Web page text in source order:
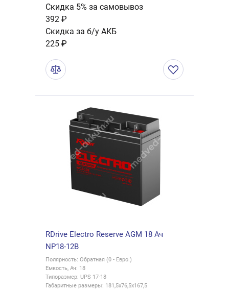
Скидка 5% за самовывоз
392 ₽
Скидка за б/у АКБ
225 ₽
RDrive Electro Reserve AGM 18 Ач
NP18-12В
Полярность: Обратная (0 - Евро.)
Емкость, Ач: 18
Типоразмер: UPS 17-18
Габаритные размеры: 181,5x76,5x167,5